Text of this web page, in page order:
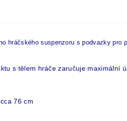
hráčského suspenzoru s podvazky pro
s tělem hráčezaručuje maximální
76 cm